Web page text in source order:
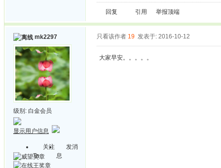
回复 引用 举报顶端
mk2297
级别: 白金会员
显示用户信息
关注
Ta
发消
息
只看该作者 19 发表于: 2016-10-12
大家早安。。。。。